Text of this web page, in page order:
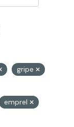
gripe
emprel